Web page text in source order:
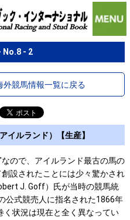
No.8 - 2
外競馬情報一覧に戻る
イルランド）【生産】
ので、アイルランド最古の馬の
設されたことには少々驚かされ
J. Goff）氏が当時の競馬統
公式競売人に指名された1866年
く状況は現在と全く異なってい